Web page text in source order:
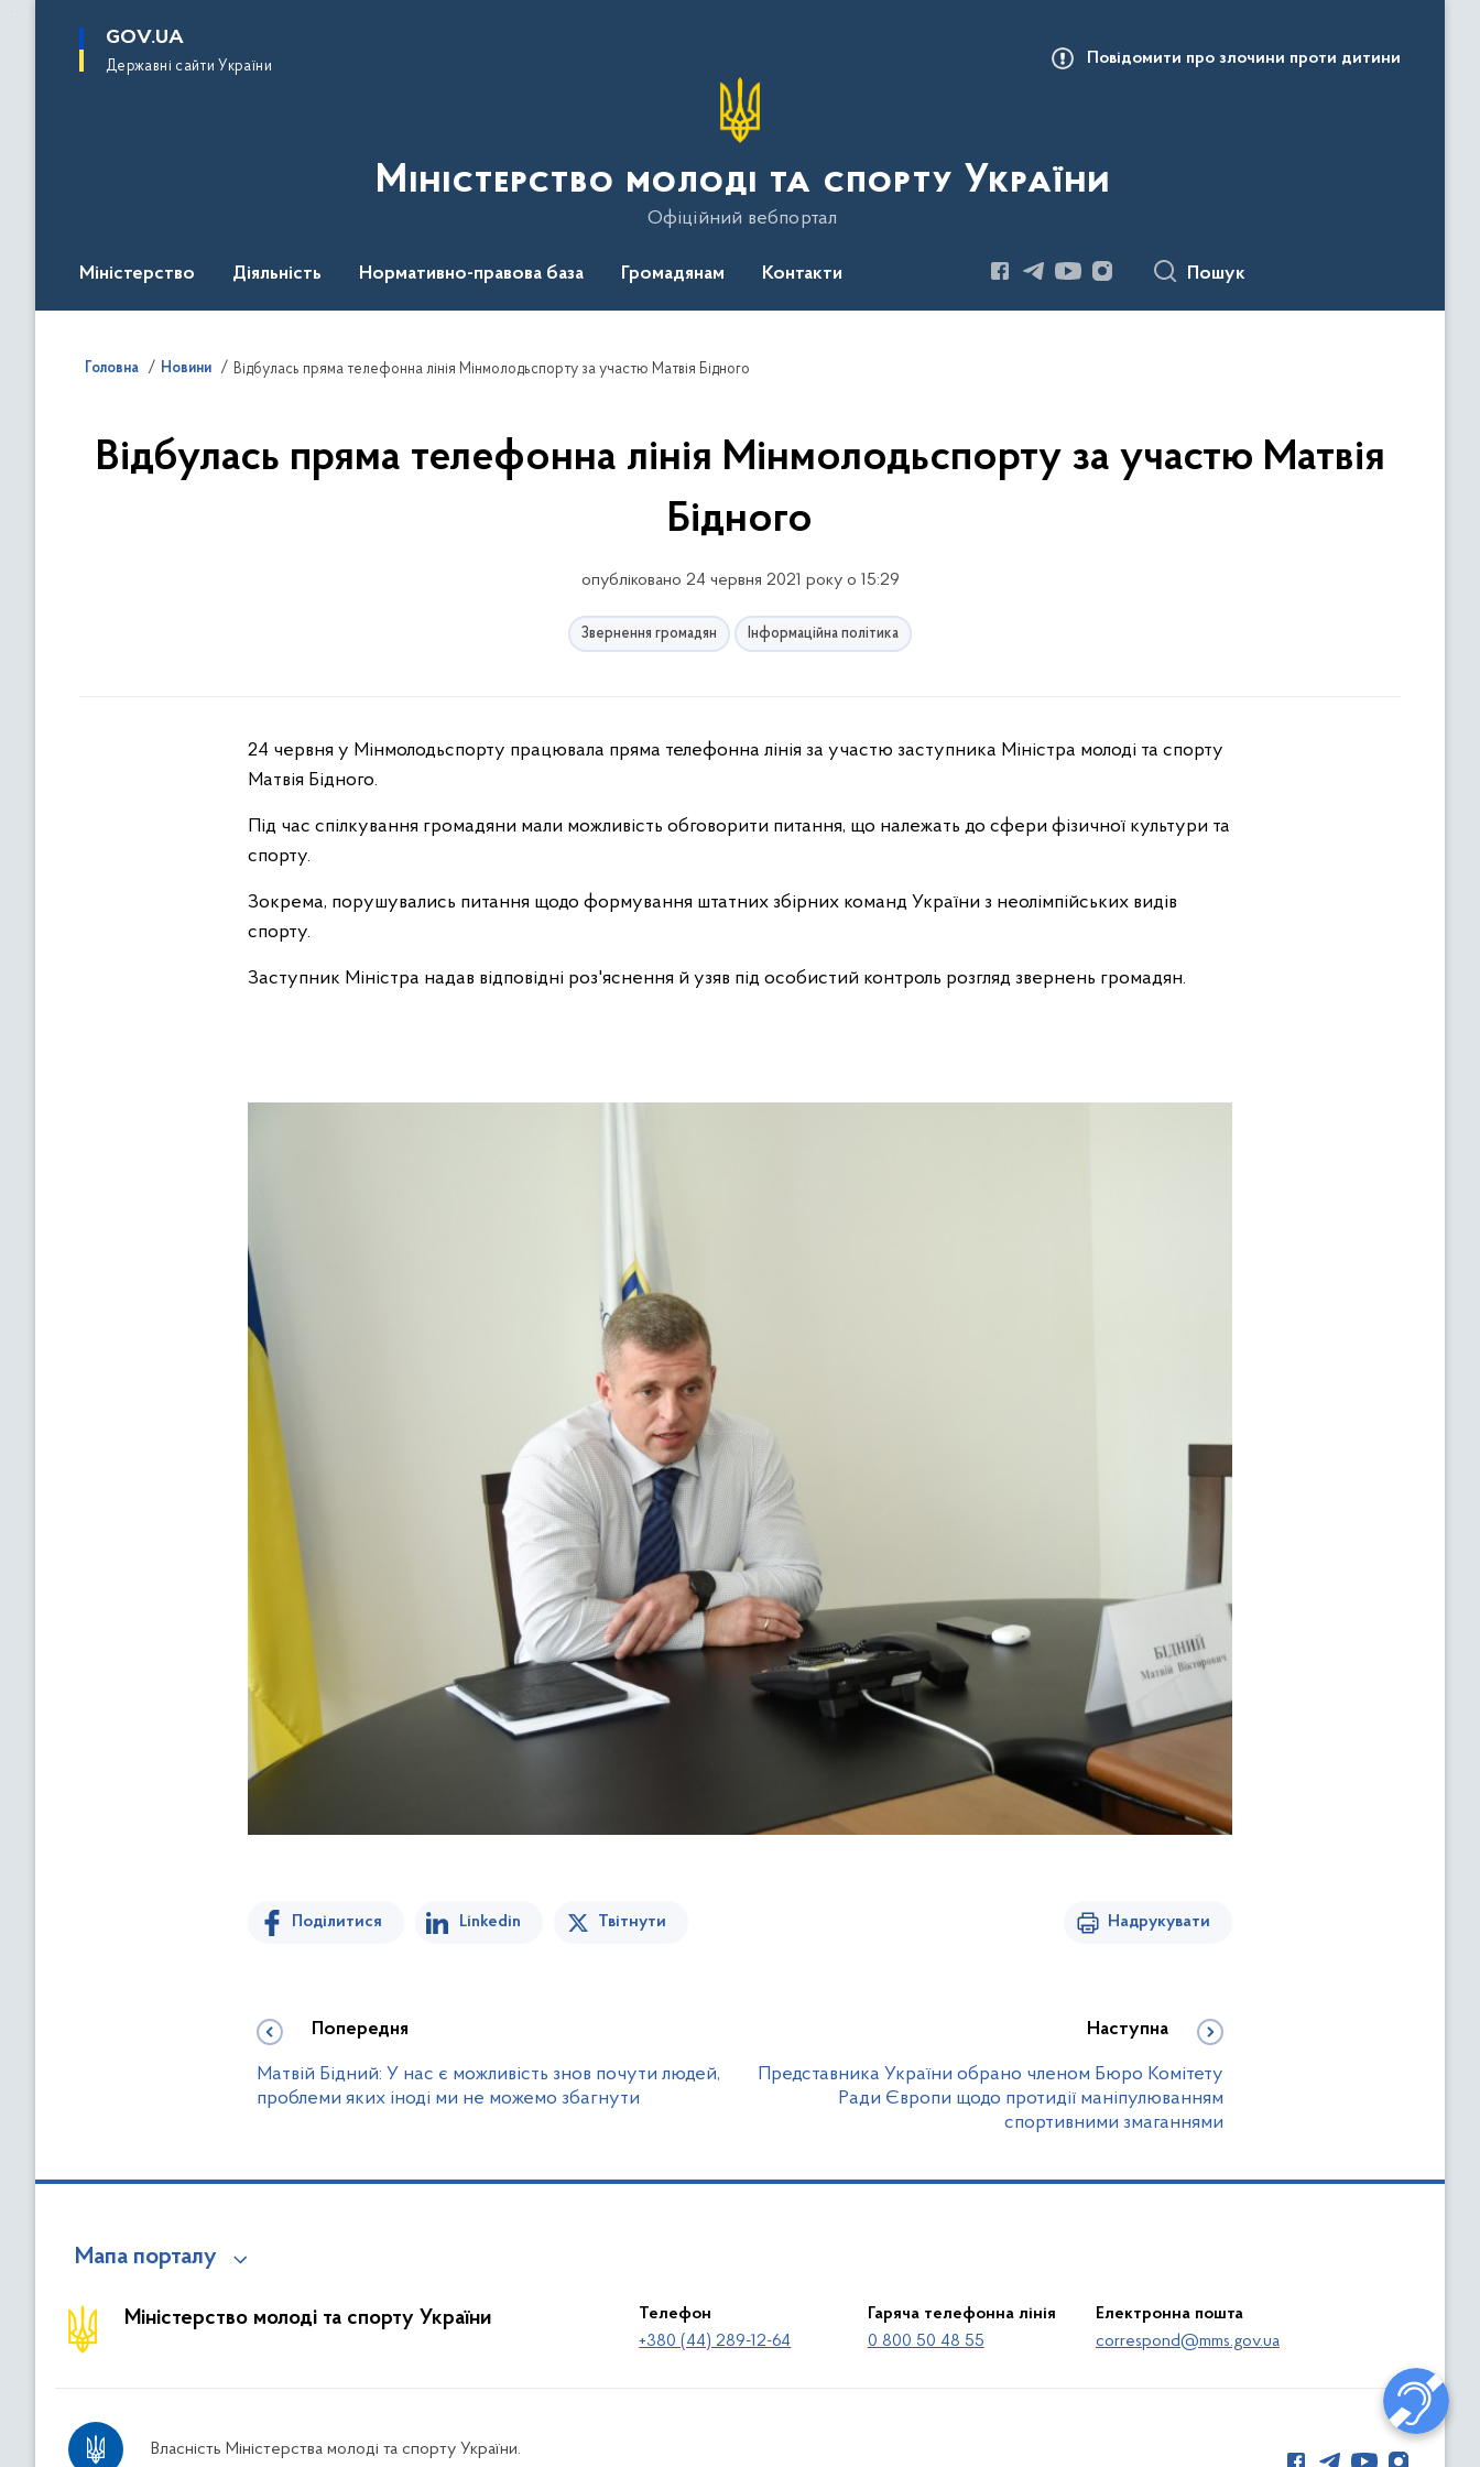
основного
GOV.UA
Державні сайти України Повідомити про злочини проти дитини
Міністерство молоді та спорту України
Офіційний вебпортал
Міністерство Діяльність Нормативно-правова база Громадянам Контакти Пошук
Головна Новини Відбулась пряма телефонна лінія Мінмолодьспорту за участю Матвія Бідного
Відбулась пряма телефонна лінія Мінмолодьспорту за участю Матвія
Бідного
опубліковано 24 червня 2021 року о 15:29
Звернення громадян Інформаційна політика
24 червня у Мінмолодьспорту працювала пряма телефонна лінія за участю заступника Міністра молоді та спорту
Матвія Бідного.
Під час спілкування громадяни мали можливість обговорити питання, що належать до сфери фізичної культури та
спорту.
Зокрема, порушувались питання щодо формування штатних збірних команд України з неолімпійських видів
спорту.
Заступник Міністра надав відповідні роз'яснення й узяв під особистий контроль розгляд звернень громадян.
Поділитися Linkedin Твітнути Надрукувати
Попередня
Матвій Бідний: У нас є можливість знов почути людей,
проблеми яких іноді ми не можемо збагнути
Наступна
Представника України обрано членом Бюро Комітету
Ради Європи щодо протидії маніпулюванням
спортивними змаганнями
Мапа порталу
Міністерство молоді та спорту України
Телефон
+380 (44) 289-12-64
Гаряча телефонна лінія
0 800 50 48 55
Електронна пошта
correspond@mms.gov.ua
Власність Міністерства молоді та спорту України.